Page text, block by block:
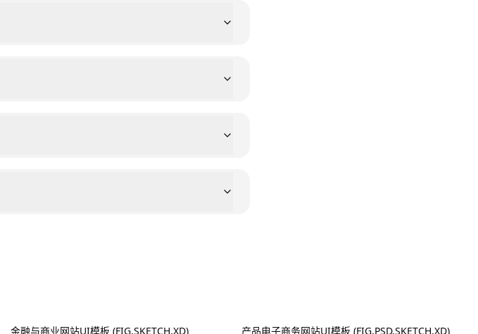
金融与商业网站UI模板 (FIG,SKETCH,XD)
产品电子商务网站UI模板 (FIG,PSD,SKETCH,XD)